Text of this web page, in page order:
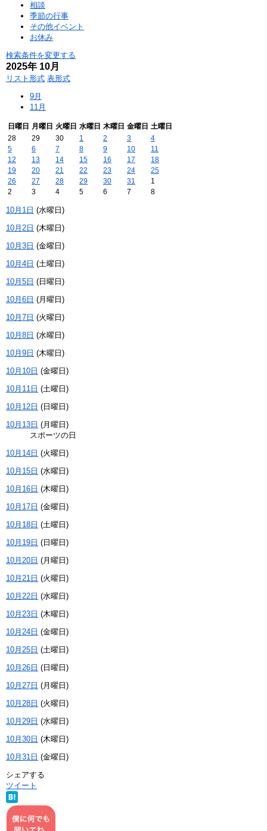
相談
季節の行事
その他イベント
お休み
検索条件を変更する
2025年 10月
リスト形式 表形式
9月
11月
日 曜日 月 曜日 火曜日 水曜日 木曜日 金曜日 土曜日
28
29 30 1 2 3
4
5
6 7 8 9 10
11
12
13 14 15 16 17
18
19
20 21 22 23 24
25
26
27 28 29 30 31
1
2
3 4 5 6 7 8
10月1日 (水曜日 )
10月2日 (木曜日 )
10月3日 (金曜日 )
10月4日 (土曜日 )
10月5日 ( 日 曜日 )
10月6日 (月 曜日 )
10月7日 (火曜日 )
10月8日 (水曜日 )
10月9日 (木曜日 )
10月10日 (金曜日 )
10月11日 (土曜日 )
10月12日 ( 日 曜日 )
10月13日 (月 曜日 )
スポーツの日
10月14日 (火曜日 )
10月15日 (水曜日 )
10月16日 (木曜日 )
10月17日 (金曜日 )
10月18日 (土曜日 )
10月19日 ( 日 曜日 )
10月20日 (月 曜日 )
10月21日 (火曜日 )
10月22日 (水曜日 )
10月23日 (木曜日 )
10月24日 (金曜日 )
10月25日 (土曜日 )
10月26日 ( 日 曜日 )
10月27日 (月 曜日 )
10月28日 (火曜日 )
10月29日 (水曜日 )
10月30日 (木曜日 )
10月31日 (金曜日 )
シェアする
ツイート